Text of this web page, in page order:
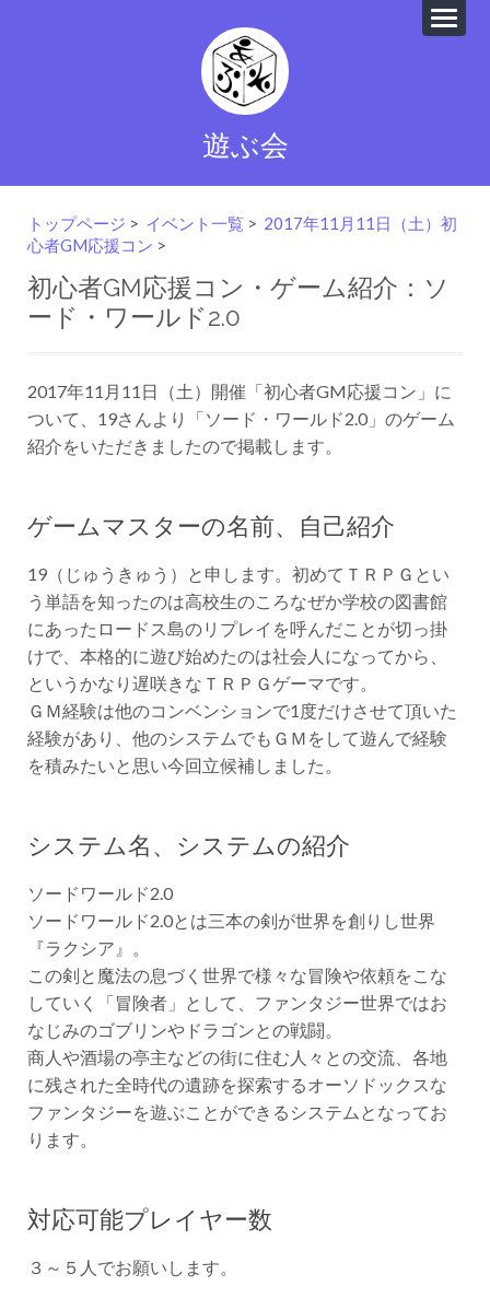
遊ぶ会
トップページ > イベント一覧 > 2017年11月11日（土）初
心者GM応援コン >
初心者GM応援コン・ゲーム紹介：ソ
ード・ワールド2.0
2017年11月11日（土）開催「初心者GM応援コン」に
ついて、19さんより「ソード・ワールド2.0」のゲーム
紹介をいただきましたので掲載します。
ゲームマスターの名前、自己紹介
19（じゅうきゅう）と申します。初めてＴＲＰＧとい
う単語を知ったのは高校生のころなぜか学校の図書館
にあったロードス島のリプレイを呼んだことが切っ掛
けで、本格的に遊び始めたのは社会人になってから、
というかなり遅咲きなＴＲＰＧゲーマです。
ＧＭ経験は他のコンベンションで1度だけさせて頂いた
経験があり、他のシステムでもＧＭをして遊んで経験
を積みたいと思い今回立候補しました。
システム名、システムの紹介
ソードワールド2.0
ソードワールド2.0とは三本の剣が世界を創りし世界
『ラクシア』。
この剣と魔法の息づく世界で様々な冒険や依頼をこな
していく「冒険者」として、ファンタジー世界ではお
なじみのゴブリンやドラゴンとの戦闘。
商人や酒場の亭主などの街に住む人々との交流、各地
に残された全時代の遺跡を探索するオーソドックスな
ファンタジーを遊ぶことができるシステムとなってお
ります。
対応可能プレイヤー数
３～５人でお願いします。